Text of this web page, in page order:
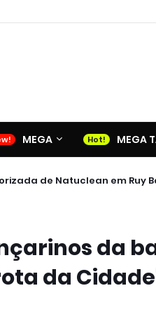
MEGA MEGA
de Natuclean em Ruy
da
da